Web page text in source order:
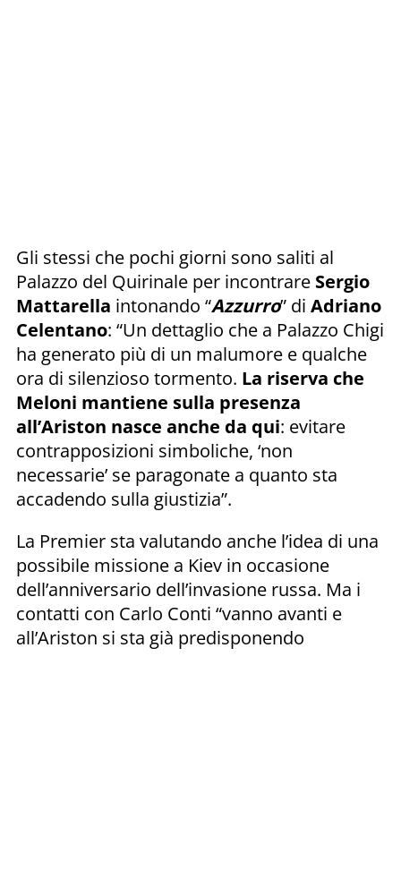
Gli stessi che pochi giorni sono saliti al
Palazzo del Quirinale per incontrare Sergio
Mattarella intonando “Azzurro” di Adriano
Celentano: “Un dettaglio che a Palazzo Chigi
ha generato più di un malumore e qualche
ora di silenzioso tormento. La riserva che
Meloni mantiene sulla presenza
all’Ariston nasce anche da qui: evitare
contrapposizioni simboliche, ‘non
necessarie’ se paragonate a quanto sta
accadendo sulla giustizia”.
La Premier sta valutando anche l’idea di una
possibile missione a Kiev in occasione
dell’anniversario dell’invasione russa. Ma i
contatti con Carlo Conti “vanno avanti e
all’Ariston si sta già predisponendo